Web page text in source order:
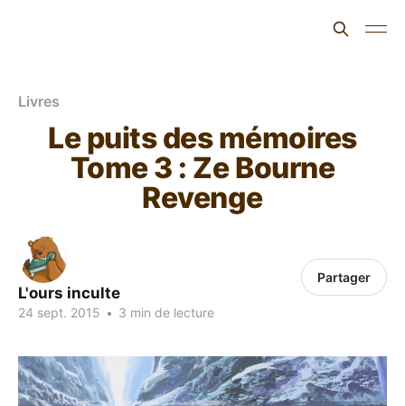
Livres
Le puits des mémoires
Tome 3 : Ze Bourne
Revenge
L'ours inculte
24 sept. 2015 • 3 min de lecture
Partager